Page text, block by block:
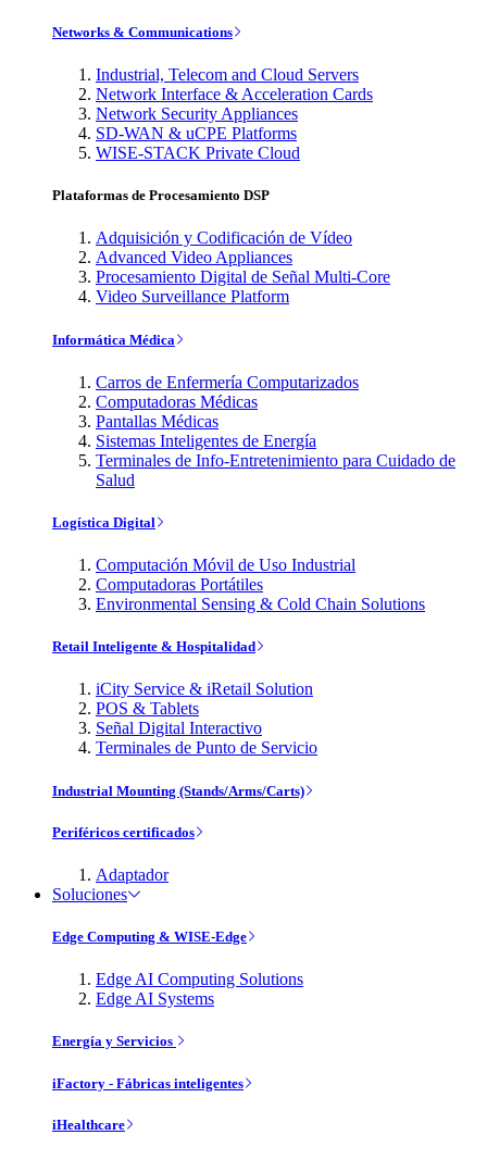
Networks & Communications
Industrial, Telecom and Cloud Servers
Network Interface & Acceleration Cards
Network Security Appliances
SD-WAN & uCPE Platforms
WISE-STACK Private Cloud
Plataformas de Procesamiento DSP
Adquisición y Codificación de Vídeo
Advanced Video Appliances
Procesamiento Digital de Señal Multi-Core
Video Surveillance Platform
Informática Médica
Carros de Enfermería Computarizados
Computadoras Médicas
Pantallas Médicas
Sistemas Inteligentes de Energía
Terminales de Info-Entretenimiento para Cuidado de
Salud
Logística Digital
Computación Móvil de Uso Industrial
Computadoras Portátiles
Environmental Sensing & Cold Chain Solutions
Retail Inteligente & Hospitalidad
iCity Service & iRetail Solution
POS & Tablets
Señal Digital Interactivo
Terminales de Punto de Servicio
Industrial Mounting (Stands/Arms/Carts)
Periféricos certificados
Adaptador
Soluciones
Edge Computing & WISE-Edge
Edge AI Computing Solutions
Edge AI Systems
Energía y Servicios
iFactory - Fábricas inteligentes
iHealthcare